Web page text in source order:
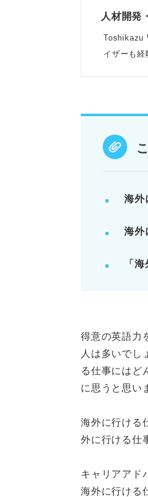
経験
語学力
海外
海
人材開発
Toshikazu
イザーも
海外
海外
「
得意の英語力
人は多いでし
る仕事にはど
に思うと思い
海外に行ける
外に行ける仕
キャリアアド
海外に行ける